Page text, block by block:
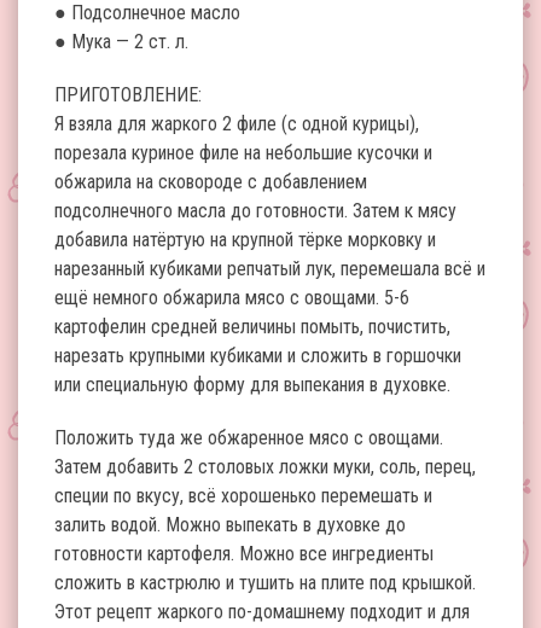
● Подсолнечное масло
● Мука — 2 ст. л.
ПРИГОТОВЛЕНИЕ:
Я взяла для жаркого 2 филе (с одной курицы),
порезала куриное филе на небольшие кусочки и
обжарила на сковороде с добавлением
подсолнечного масла до готовности. Затем к мясу
добавила натёртую на крупной тёрке морковку и
нарезанный кубиками репчатый лук, перемешала всё и
ещё немного обжарила мясо с овощами. 5-6
картофелин средней величины помыть, почистить,
нарезать крупными кубиками и сложить в горшочки
или специальную форму для выпекания в духовке.
Положить туда же обжаренное мясо с овощами.
Затем добавить 2 столовых ложки муки, соль, перец,
специи по вкусу, всё хорошенько перемешать и
залить водой. Можно выпекать в духовке до
готовности картофеля. Можно все ингредиенты
сложить в кастрюлю и тушить на плите под крышкой.
Этот рецепт жаркого по-домашнему подходит и для